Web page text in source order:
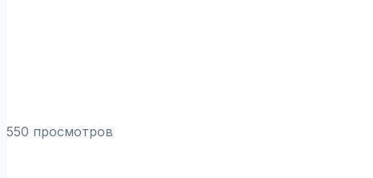
550 просмотров